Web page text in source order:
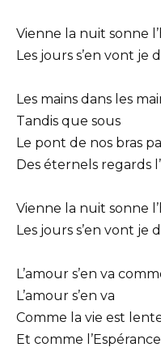
Vienne la nuit sonne
Les jours s’en vont je
Les mains dans les
Tandis que sous
Le pont de nos bras
Des éternels regards
Vienne la nuit sonne
Les jours s’en vont je
L’amour s’en va
L’amour s’en va
Comme la vie est
Et comme